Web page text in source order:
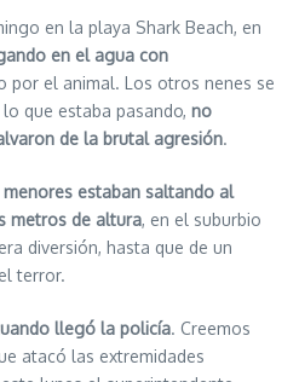
en la playa Shark Beach, en
en el agua con
por el animal. Los otros nenes se
que estaba pasando, no
de la brutal agresión.
estaban saltando al
metros de altura, en el suburbio
diversión, hasta que de un
terror.
llegó la policía. Creemos
atacó las extremidades